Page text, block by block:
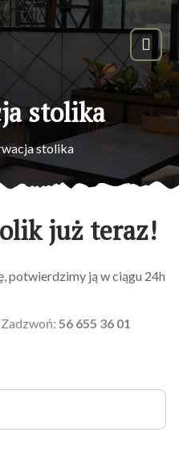
stolika
stolika
już teraz!
potwierdzimy ją w ciągu 24h
56 655 36 01